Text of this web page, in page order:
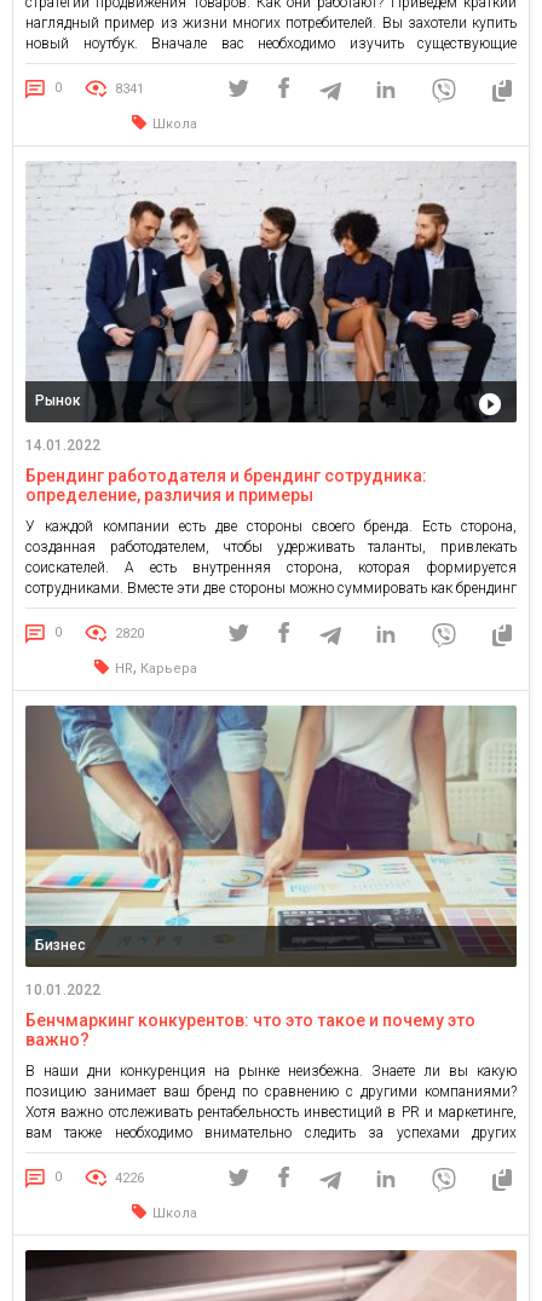
наглядный пример из жизни многих потребителей. Вы захотели купить
новый ноутбук. Вначале вас необходимо изучить существующие
предложения на рынке ноутбуков. Вас «втягивают» благодаря рекламе и
маркетингу в рассмотрение определенных брендов. Затем
«подталкивают» к выбору подходящего варианта. Вы принимаете решение
0 8341
Школа
Рынок
14.01.2022
Брендинг работодателя и брендинг сотрудника:
определение, различия и примеры
У каждой компании есть две стороны своего бренда. Есть сторона,
созданная работодателем, чтобы удерживать таланты, привлекать
соискателей. А есть внутренняя сторона, которая формируется
сотрудниками. Вместе эти две стороны можно суммировать как брендинг
работодателя и брендинг сотрудников. Эти два типа брендов выглядят и
работают по-разному. Однако они оба одинаково важны, потому как они
играют важную роль […]
0 2820
HR, Карьера
Бизнес
10.01.2022
Бенчмаркинг конкурентов: что это такое и почему это
важно?
В наши дни конкуренция на рынке неизбежна. Знаете ли вы какую
позицию занимает ваш бренд по сравнению с другими компаниями?
Хотя важно отслеживать рентабельность инвестиций в PR и маркетинге,
вам также необходимо внимательно следить за успехами других
бизнесов. Сегодня маркетологам доступно множество платных и
бесплатных инструментов для изучения поведения конкурирующих
компаний на рынке и тестирования […]
0 4226
Школа